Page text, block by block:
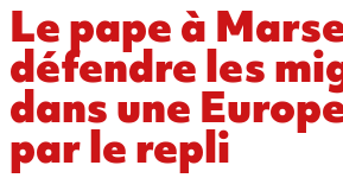
Le pape à
défendre les
dans une
par le repli